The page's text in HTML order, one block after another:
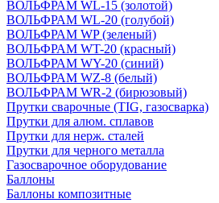
ВОЛЬФРАМ WL-15 (золотой)
ВОЛЬФРАМ WL-20 (голубой)
ВОЛЬФРАМ WP (зеленый)
ВОЛЬФРАМ WT-20 (красный)
ВОЛЬФРАМ WY-20 (синий)
ВОЛЬФРАМ WZ-8 (белый)
ВОЛЬФРАМ WR-2 (бирюзовый)
Прутки сварочные (TIG, газосварка)
Прутки для алюм. сплавов
Прутки для нерж. сталей
Прутки для черного металла
Газосварочное оборудование
Баллоны
Баллоны композитные